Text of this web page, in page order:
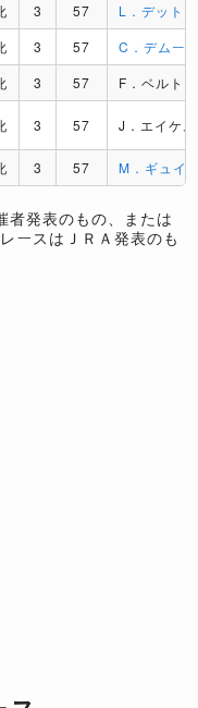
3 57
L．デット
3 57
C．デムー
3 57 F．ベルト
3 57 J．エイケム
3 57 M．ギュイ
者発表のもの、または
ースはＪＲＡ発表のも